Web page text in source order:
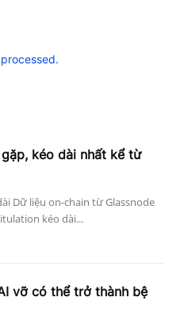
kéo dài nhất kể từ
Dữ liệu on-chain từ Glassnode
kéo dài...
vỡ có thể trở thành bệ